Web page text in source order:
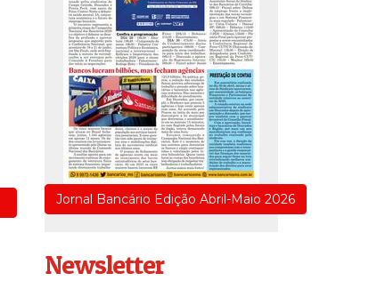
Jornal Bancário Edição Abril-Maio 2026
Newsletter